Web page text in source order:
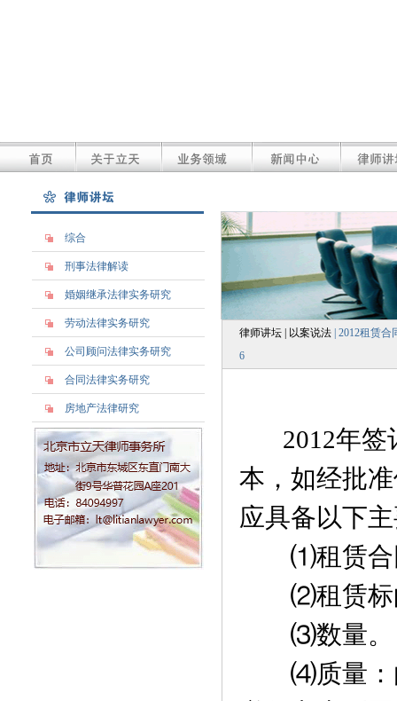
综合
刑事法律解读
婚姻继承法律实务研究
劳动法律实务研究
公司顾问法律实务研究
合同法律实务研究
房地产法律研究
律师讲坛 | 以案说法 |2012租赁
2012年签
本，如经批
应具备以下
⑴租赁合同
⑵租赁标
⑶数量。
⑷质量：由